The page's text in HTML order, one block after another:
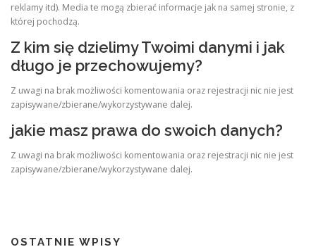
reklamy itd). Media te mogą zbierać informacje jak na samej stronie, z
której pochodzą.
Z kim się dzielimy Twoimi danymi i jak
długo je przechowujemy?
Z uwagi na brak możliwości komentowania oraz rejestracji nic nie jest
zapisywane/zbierane/wykorzystywane dalej.
jakie masz prawa do swoich danych?
Z uwagi na brak możliwości komentowania oraz rejestracji nic nie jest
zapisywane/zbierane/wykorzystywane dalej.
OSTATNIE WPISY